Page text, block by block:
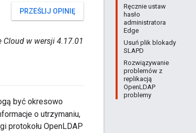
Ręcznie ustaw
hasło
administratora
Edge
Usuń plik blokady
SLAPD
Rozwiązywanie
problemów z
replikacją
OpenLDAP
problemy
PRZEŚLIJ OPINIĘ
Cloud w wersji 4.17.01
być okresowo
o utrzymaniu,
protokołu OpenLDAP